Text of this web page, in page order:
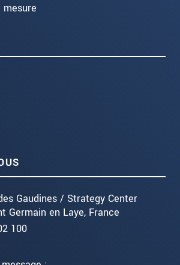
mesure
Gaudines / Strategy Center
Germain en Laye, France
100